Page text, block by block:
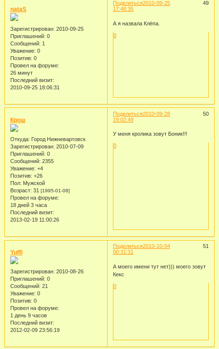
Поделиться 49
2010-09-25
17:48:35
nataS
Зарегистрирован: 2010-09-25
Приглашений: 0
Сообщений: 1
Уважение: 0
Позитив: 0
Провел на форуме:
26 минут
Последний визит:
2010-09-25 18:06:31
А я назвала Клёпа.
0
Поделиться 50
2010-09-28
19:02:49
Крош
Откуда: Город Нижневартовск
Зарегистрирован: 2010-07-09
Приглашений: 0
Сообщений: 2355
Уважение: +4
Позитив: +26
Пол: Мужской
Возраст: 31 [1995-01-08]
Провел на форуме:
18 дней 3 часа
Последний визит:
2013-02-19 11:00:26
У меня кролика зовут Боник!!!
0
Поделиться 51
2010-10-04
00:31:31
Yuffi
Зарегистрирован: 2010-08-26
Приглашений: 0
Сообщений: 21
Уважение: 0
Позитив: 0
Провел на форуме:
1 день 9 часов
Последний визит:
2012-02-09 23:56:19
А моего имени тут нет))) моего зовут
Кекс
0